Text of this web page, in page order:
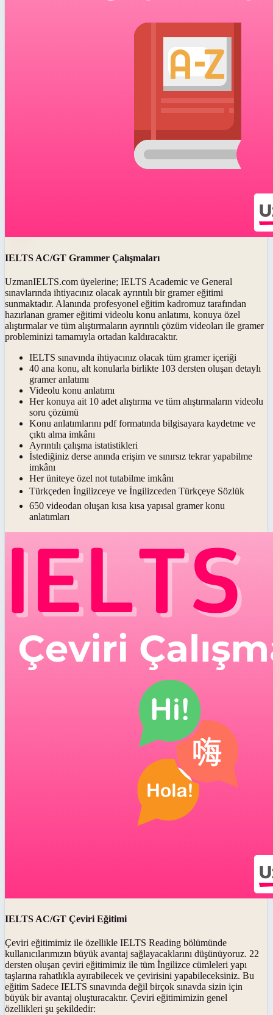
IELTS AC/GT Grammer Çalışmaları
UzmanIELTS.com üyelerine; IELTS Academic ve General
sınavlarında ihtiyacınız olacak ayrıntılı bir gramer eğitimi
sunmaktadır. Alanında profesyonel eğitim kadromuz tarafından
hazırlanan gramer eğitimi videolu konu anlatımı, konuya özel
alıştırmalar ve tüm alıştırmaların ayrıntılı çözüm videoları ile gramer
probleminizi tamamıyla ortadan kaldıracaktır.
IELTS sınavında ihtiyacınız olacak tüm gramer içeriği
40 ana konu, alt konularla birlikte 103 dersten oluşan detaylı
gramer anlatımı
Videolu konu anlatımı
Her konuya ait 10 adet alıştırma ve tüm alıştırmaların videolu
soru çözümü
Konu anlatımlarını pdf formatında bilgisayara kaydetme ve
çıktı alma imkânı
Ayrıntılı çalışma istatistikleri
İstediğiniz derse anında erişim ve sınırsız tekrar yapabilme
imkânı
Her üniteye özel not tutabilme imkânı
Türkçeden İngilizceye ve İngilizceden Türkçeye Sözlük
650 videodan oluşan kısa kısa yapısal gramer konu
anlatımları
IELTS AC/GT Çeviri Eğitimi
Çeviri eğitimimiz ile özellikle IELTS Reading bölümünde
kullanıcılarımızın büyük avantaj sağlayacaklarını düşünüyoruz. 22
dersten oluşan çeviri eğitimimiz ile tüm İngilizce cümleleri yapı
taşlarına rahatlıkla ayırabilecek ve çevirisini yapabileceksiniz. Bu
eğitim Sadece IELTS sınavında değil birçok sınavda sizin için
büyük bir avantaj oluşturacaktır. Çeviri eğitimimizin genel
özellikleri şu şekildedir: